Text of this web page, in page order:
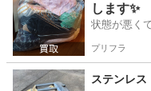
します✨
状態が悪く
プリフラ
ステンレ